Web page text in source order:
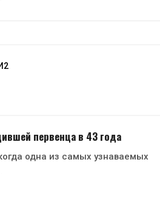
первенца в 43 года
одна из самых узнаваемых